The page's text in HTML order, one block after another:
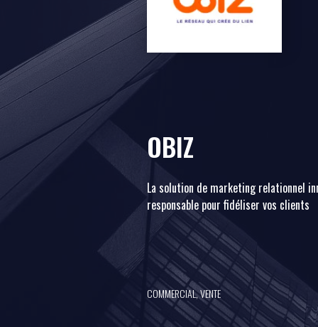
OBIZ
La solution de marketing relationnel
responsable pour fidéliser vos clients
COMMERCIAL, VENTE